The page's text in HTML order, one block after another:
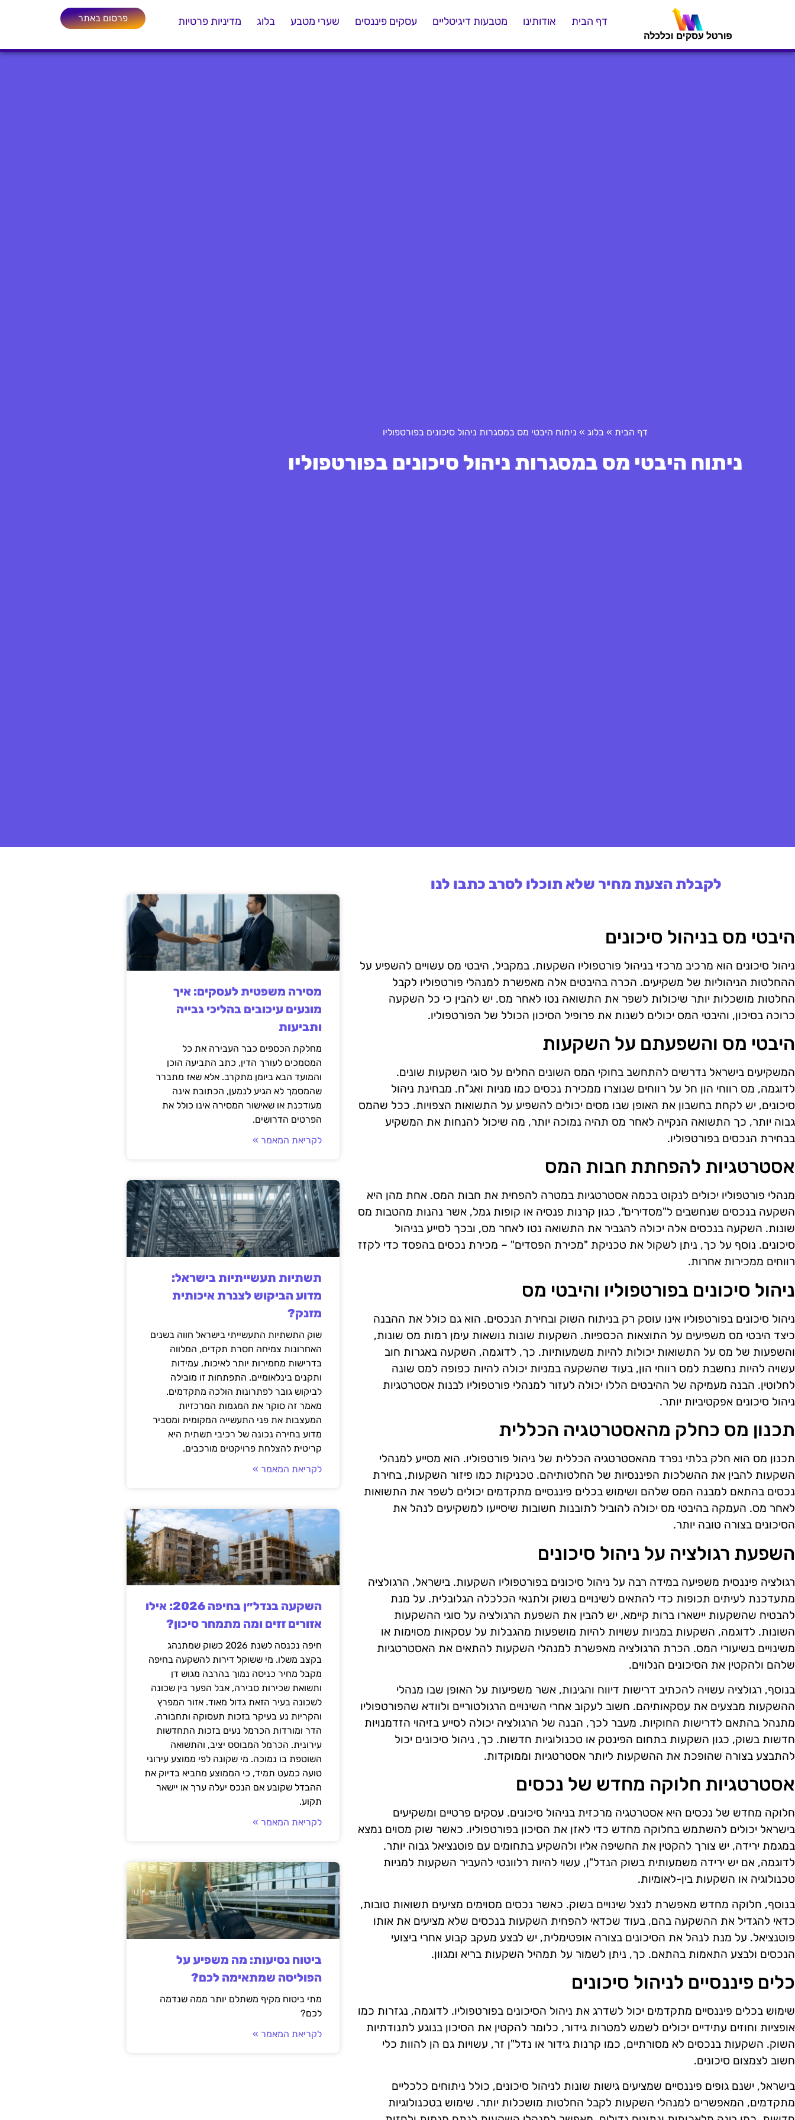
דף הבית אודותינו מטבעות דיגיטליים עסקים פיננסים שערי מטבע בלוג מדיניות פרטיות פרסום באתר
דף הבית » בלוג » ניתוח היבטי מס במסגרות ניהול סיכונים בפורטפוליו
ניתוח היבטי מס במסגרות ניהול סיכונים בפורטפוליו
לקבלת הצעת מחיר שלא תוכלו לסרב כתבו לנו
היבטי מס בניהול סיכונים
ניהול סיכונים הוא מרכיב מרכזי בניהול פורטפוליו השקעות. במקביל, היבטי מס עשויים להשפיע על
ההחלטות הניהוליות של משקיעים. הכרה בהיבטים אלה מאפשרת למנהלי פורטפוליו לקבל
החלטות מושכלות יותר שיכולות לשפר את התשואה נטו לאחר מס. יש להבין כי כל השקעה
כרוכה בסיכון, והיבטי המס יכולים לשנות את פרופיל הסיכון הכולל של הפורטפוליו.
היבטי מס והשפעתם על השקעות
המשקיעים בישראל נדרשים להתחשב בחוקי המס השונים החלים על סוגי השקעות שונים.
לדוגמה, מס רווחי הון חל על רווחים שנוצרו ממכירת נכסים כמו מניות ואג"ח. מבחינת ניהול
סיכונים, יש לקחת בחשבון את האופן שבו מסים יכולים להשפיע על התשואות הצפויות. ככל שהמס
גבוה יותר, כך התשואה הנקייה לאחר מס תהיה נמוכה יותר, מה שיכול להנחות את המשקיע
בבחירת הנכסים בפורטפוליו.
אסטרטגיות להפחתת חבות המס
מנהלי פורטפוליו יכולים לנקוט בכמה אסטרטגיות במטרה להפחית את חבות המס. אחת מהן היא
השקעה בנכסים שנחשבים ל"מסדירים", כגון קרנות פנסיה או קופות גמל, אשר נהנות מהטבות מס
שונות. השקעה בנכסים אלה יכולה להגביר את התשואה נטו לאחר מס, ובכך לסייע בניהול
סיכונים. נוסף על כך, ניתן לשקול את טכניקת "מכירת הפסדים" – מכירת נכסים בהפסד כדי לקזז
רווחים ממכירות אחרות.
ניהול סיכונים בפורטפוליו והיבטי מס
ניהול סיכונים בפורטפוליו אינו עוסק רק בניתוח השוק ובחירת הנכסים. הוא גם כולל את ההבנה
כיצד היבטי מס משפיעים על התוצאות הכספיות. השקעות שונות נושאות עימן רמות מס שונות,
והשפעות של מס על התשואות יכולות להיות משמעותיות. כך, לדוגמה, השקעה באגרות חוב
עשויה להיות נחשבת למס רווחי הון, בעוד שהשקעה במניות יכולה להיות כפופה למס שונה
לחלוטין. הבנה מעמיקה של ההיבטים הללו יכולה לעזור למנהלי פורטפוליו לבנות אסטרטגיות
ניהול סיכונים אפקטיביות יותר.
תכנון מס כחלק מהאסטרטגיה הכללית
תכנון מס הוא חלק בלתי נפרד מהאסטרטגיה הכללית של ניהול פורטפוליו. הוא מסייע למנהלי
השקעות להבין את ההשלכות הפיננסיות של החלטותיהם. טכניקות כמו פיזור השקעות, בחירת
נכסים בהתאם למבנה המס שלהם ושימוש בכלים פיננסיים מתקדמים יכולים לשפר את התשואות
לאחר מס. העמקה בהיבטי מס יכולה להוביל לתובנות חשובות שיסייעו למשקיעים לנהל את
הסיכונים בצורה טובה יותר.
השפעת רגולציה על ניהול סיכונים
רגולציה פיננסית משפיעה במידה רבה על ניהול סיכונים בפורטפוליו השקעות. בישראל, הרגולציה
מתעדכנת לעיתים תכופות כדי להתאים לשינויים בשוק ולתנאי הכלכלה הגלובלית. על מנת
להבטיח שהשקעות יישארו ברות קיימא, יש להבין את השפעת הרגולציה על סוגי ההשקעות
השונות. לדוגמה, השקעות במניות עשויות להיות מושפעות מהגבלות על עסקאות מסוימות או
משינויים בשיעורי המס. הכרת הרגולציה מאפשרת למנהלי השקעות להתאים את האסטרטגיות
שלהם ולהקטין את הסיכונים הנלווים.
בנוסף, רגולציה עשויה להכתיב דרישות דיווח והגינות, אשר משפיעות על האופן שבו מנהלי
ההשקעות מבצעים את עסקאותיהם. חשוב לעקוב אחרי השינויים הרגולטוריים ולוודא שהפורטפוליו
מתנהל בהתאם לדרישות החוקיות. מעבר לכך, הבנה של הרגולציה יכולה לסייע בזיהוי הזדמנויות
חדשות בשוק, כגון השקעות בתחום הפינטק או טכנולוגיות חדשות. כך, ניהול סיכונים יכול
להתבצע בצורה שהופכת את ההשקעות ליותר אסטרטגיות וממוקדות.
אסטרטגיות חלוקה מחדש של נכסים
חלוקה מחדש של נכסים היא אסטרטגיה מרכזית בניהול סיכונים. עסקים פרטיים ומשקיעים
בישראל יכולים להשתמש בחלוקה מחדש כדי לאזן את הסיכון בפורטפוליו. כאשר שוק מסוים נמצא
במגמת ירידה, יש צורך להקטין את החשיפה אליו ולהשקיע בתחומים עם פוטנציאל גבוה יותר.
לדוגמה, אם יש ירידה משמעותית בשוק הנדל"ן, עשוי להיות רלוונטי להעביר השקעות למניות
טכנולוגיה או השקעות בין-לאומיות.
בנוסף, חלוקה מחדש מאפשרת לנצל שינויים בשוק. כאשר נכסים מסוימים מציעים תשואות טובות,
כדאי להגדיל את ההשקעה בהם, בעוד שכדאי להפחית השקעות בנכסים שלא מציעים את אותו
פוטנציאל. על מנת לנהל את הסיכונים בצורה אופטימלית, יש לבצע מעקב קבוע אחרי ביצועי
הנכסים ולבצע התאמות בהתאם. כך, ניתן לשמור על תמהיל השקעות בריא ומגוון.
כלים פיננסיים לניהול סיכונים
שימוש בכלים פיננסיים מתקדמים יכול לשדרג את ניהול הסיכונים בפורטפוליו. לדוגמה, נגזרות כמו
אופציות וחוזים עתידיים יכולים לשמש למטרות גידור, כלומר להקטין את הסיכון בנוגע לתנודתיות
השוק. השקעות בנכסים לא מסורתיים, כמו קרנות גידור או נדל"ן זר, עשויות גם הן להוות כלי
חשוב לצמצום סיכונים.
בישראל, ישנם גופים פיננסיים שמציעים גישות שונות לניהול סיכונים, כולל ניתוחים כלכליים
מתקדמים, המאפשרים למנהלי השקעות לקבל החלטות מושכלות יותר. שימוש בטכנולוגיות
מסירה משפטית לעסקים: איך
מונעים עיכובים בהליכי גבייה
ותביעות
מחלקת הכספים כבר העבירה את כל
המסמכים לעורך הדין, כתב התביעה הוכן
והמועד הבא ביומן מתקרב. אלא שאז מתברר
שהמסמך לא הגיע לנמען, הכתובת אינה
מעודכנת או שאישור המסירה אינו כולל את
הפרטים הדרושים.
לקריאת המאמר »
תשתיות תעשייתיות בישראל:
מדוע הביקוש לצנרת איכותית
מזנק?
שוק התשתיות התעשייתי בישראל חווה בשנים
האחרונות צמיחה חסרת תקדים, המלווה
בדרישות מחמירות יותר לאיכות, עמידות
ותקנים בינלאומיים. התפתחות זו מובילה
לביקוש גובר לפתרונות הולכה מתקדמים.
מאמר זה סוקר את המגמות המרכזיות
המעצבות את פני התעשייה המקומית ומסביר
מדוע בחירה נכונה של רכיבי תשתית היא
קריטית להצלחת פרויקטים מורכבים.
לקריאת המאמר »
השקעה בנדל״ן בחיפה 2026: אילו
אזורים זזים ומה מתמחר סיכון?
חיפה נכנסה לשנת 2026 כשוק שמתנהג
בקצב משלו. מי ששוקל דירות להשקעה בחיפה
מקבל מחיר כניסה נמוך בהרבה מגוש דן
ותשואת שכירות סבירה, אבל הפער בין שכונה
לשכונה בעיר הזאת גדול מאוד. אזור המפרץ
והקריות נע בעיקר בזכות תעסוקה ותחבורה.
הדר ומורדות הכרמל נעים בזכות התחדשות
עירונית. הכרמל המבוסס יציב, והתשואה
השוטפת בו נמוכה. מי שקונה לפי ממוצע עירוני
טועה כמעט תמיד, כי הממוצע מחביא בדיוק את
ההבדל שקובע אם הנכס יעלה ערך או יישאר
תקוע.
לקריאת המאמר »
ביטוח נסיעות: מה משפיע על
הפוליסה שמתאימה לכם?
מתי ביטוח מקיף משתלם יותר ממה שנדמה
לכם?
לקריאת המאמר »